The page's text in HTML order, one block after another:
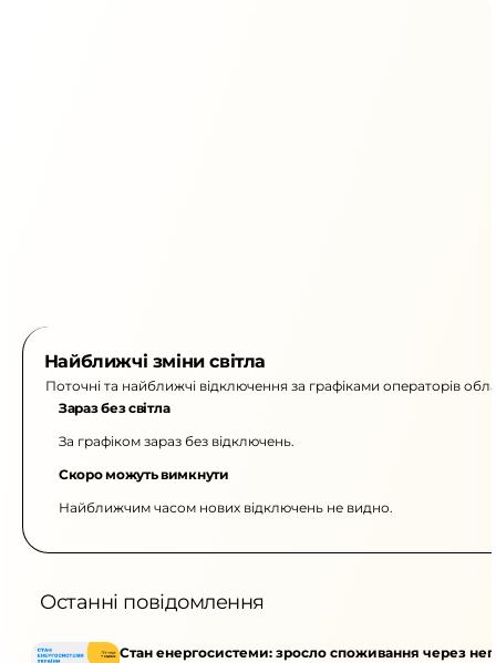
Найближчі зміни світла
Поточні та найближчі відключення за графіками операторів
Зараз без світла
За графіком зараз без відключень.
Скоро можуть вимкнути
Найближчим часом нових відключень не видно.
Останні повідомлення
Стан енергосистеми: зросло споживання через